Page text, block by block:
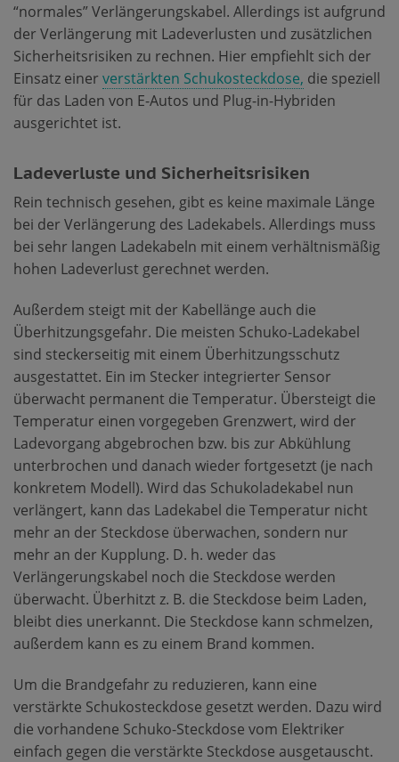
“normales” Verlängerungskabel. Allerdings ist aufgrund
der Verlängerung mit Ladeverlusten und zusätzlichen
Sicherheitsrisiken zu rechnen. Hier empfiehlt sich der
Einsatz einer verstärkten Schukosteckdose, die speziell
für das Laden von E-Autos und Plug-in-Hybriden
ausgerichtet ist.
Ladeverluste und Sicherheitsrisiken
Rein technisch gesehen, gibt es keine maximale Länge
bei der Verlängerung des Ladekabels. Allerdings muss
bei sehr langen Ladekabeln mit einem verhältnismäßig
hohen Ladeverlust gerechnet werden.
Außerdem steigt mit der Kabellänge auch die
Überhitzungsgefahr. Die meisten Schuko-Ladekabel
sind steckerseitig mit einem Überhitzungsschutz
ausgestattet. Ein im Stecker integrierter Sensor
überwacht permanent die Temperatur. Übersteigt die
Temperatur einen vorgegeben Grenzwert, wird der
Ladevorgang abgebrochen bzw. bis zur Abkühlung
unterbrochen und danach wieder fortgesetzt (je nach
konkretem Modell). Wird das Schukoladekabel nun
verlängert, kann das Ladekabel die Temperatur nicht
mehr an der Steckdose überwachen, sondern nur
mehr an der Kupplung. D. h. weder das
Verlängerungskabel noch die Steckdose werden
überwacht. Überhitzt z. B. die Steckdose beim Laden,
bleibt dies unerkannt. Die Steckdose kann schmelzen,
außerdem kann es zu einem Brand kommen.
Um die Brandgefahr zu reduzieren, kann eine
verstärkte Schukosteckdose gesetzt werden. Dazu wird
die vorhandene Schuko-Steckdose vom Elektriker
einfach gegen die verstärkte Steckdose ausgetauscht.